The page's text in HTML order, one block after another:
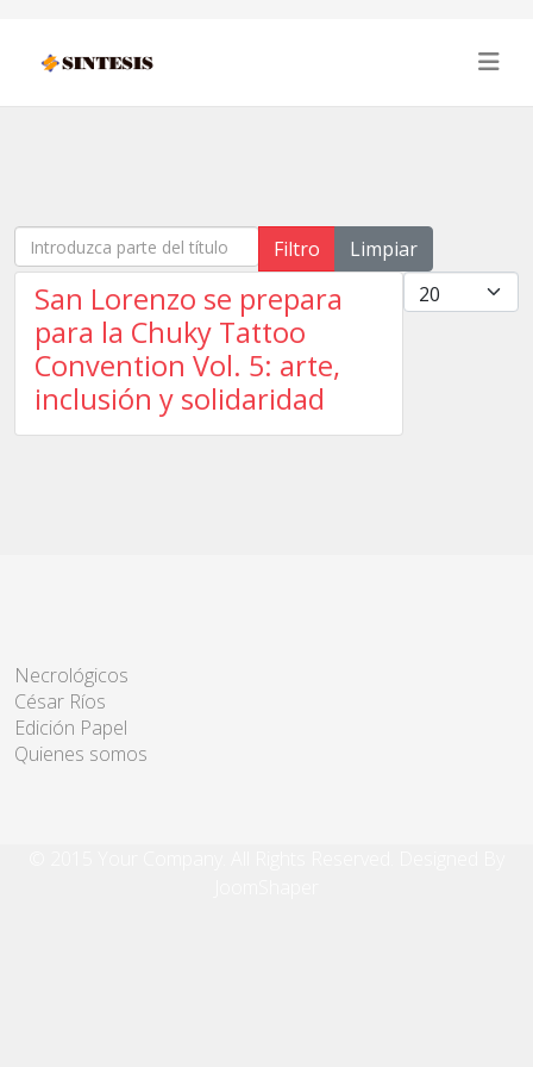
Introduzca parte del título Filtro
Limpiar
Cantidad
San Lorenzo se prepara
para la Chuky Tattoo
Convention Vol. 5: arte,
inclusión y solidaridad
Necrológicos
César Ríos
Edición Papel
Quienes somos